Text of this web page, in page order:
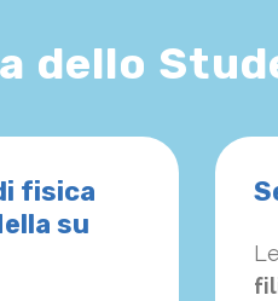
dello
fisica
su